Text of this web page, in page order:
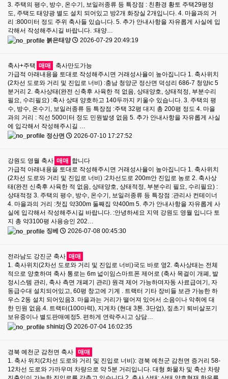
3. 주택의 평수, 방수, 온수기, 보일러종류 등 특장점 : 친환경 황토 주택29평정
도, 주택도 태양광 별도 설치 되어있고 방2개 화장실 2개입니다. 4. 마을과의 거
리 :800미터 정도 주위 축사들 있습니다. 5. 추가 안내사항을 자유롭게 사실에 입
각해서 작성해주시길 바랍니다. :태양…
붉은태양
2026-07-29 20:49:19
축사+주택 매매
축사만도가능
가급적 아래내용을 토대로 작성해주시면 거래성사율이 높아집니다 1. 축사위치
(2차선 도로와 거리 및 진입로 너비) :충남 청양군 정산면 덕성리 686-7 청양ic 5
분거리 2. 축사상태(완전 신축후 사육한 적 없음, 상태양호, 상태적정, 부분수리
필요, 수리필요) :축사 상태 양호하고 140두까지 키울수 있습니다. 3. 주택의 평
수, 방수, 온수기, 보일러종류 등 특장점 :주택 32평 대지 총 200평 정도 4. 마을
과의 거리 : 직선 500미터 정도 민원발생 없음 5. 추가 안내사항을 자유롭게 사실
에 입각해서 작성해주시길 …
정산면
2026-07-10 17:27:52
강원도 영월 축사 매매
합니다
가급적 아래내용을 토대로 작성해주시면 거래성사율이 높아집니다 1. 축사위치
(2차선 도로와 거리 및 진입로 너비) :2차선도로 200m안 진입로 농로 2. 축사상
태(완전 신축후 사육한 적 없음, 상태양호, 상태적정, 부분수리 필요, 수리필요) :
상태적정 3. 주택의 평수, 방수, 온수기, 보일러종류 등 특장점 :관리사 컨테이너
4. 마을과의 거리 :첫집 약300m 둘째집 약400m 5. 추가 안내사항을 자유롭게 사
실에 입각해서 작성해주시길 바랍니다. :안녕하세요 지역 강원도 영월 입니다 토
지 총 약3100평 사용승인 202…
징베
2026-07-08 00:45:30
전라남도 강진군 축사 매매
1. 축사위치(2차선 도로와 거리 및 진입로 너비)국도 바로 옆2. 축사상태는 전체
적으로 양호하며 축사 통로는 6m 넓이임스마트폰 제어로 (축사 목걸이 개폐, 발
정시스템 관리, 축사 측면 개폐기 관리) 원격 제어 가능하며자동 사료급여기, 자
동급수대 설치되어있고, 60평 창고에 기계 . 트랙터 기타 장비들 보관 가능한 하
우스 2동 설치 되어있음3. 마을과는 거리가 떨어져 있어서 소음이나 악취에 대
한 민원 없음.4. 트랙터(100마력), 지게차 (현대 3톤. 3단업), 짚초기 퇴비살포기
보유중이나 별도판매예정5. 편하게 연락주시고 상담…
shinizj
2026-07-04 16:02:35
경북 예천군 감천면 축사
매매
1. 축사 위치(2차선 도로와 거리 및 진입로 너비): 경북 예천군 감천면 증거리 58-
12차선 도로와 가까우며 차량으로 약 5분 거리입니다. 대형 화물차 및 축산 차량